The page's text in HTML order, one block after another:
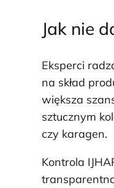
Jak nie
Eksperci
na skład
większa
sztucznym
czy karagen.
Kontrola